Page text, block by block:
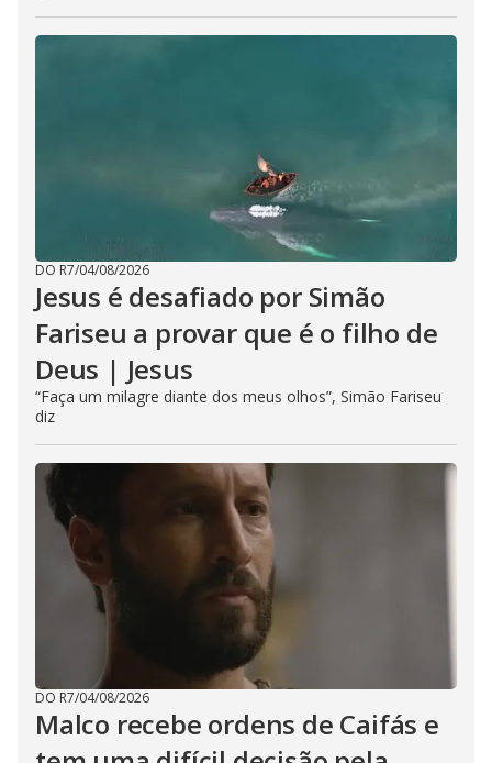
DO R7/04/08/2026
Jesus é desafiado por Simão
Fariseu a provar que é o filho de
Deus | Jesus
“Faça um milagre diante dos meus olhos”, Simão Fariseu
diz
DO R7/04/08/2026
Malco recebe ordens de Caifás e